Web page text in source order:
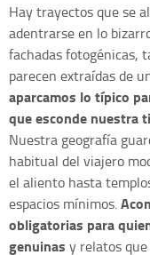
Hay trayectos que se
adentrarse en lo
fachadas fotogénicas,
parecen extraídas de
aparcamos lo típico
que esconde nuestra
Nuestra geografía
habitual del viajero
el aliento hasta
espacios mínimos.
obligatorias para
genuinas y relatos